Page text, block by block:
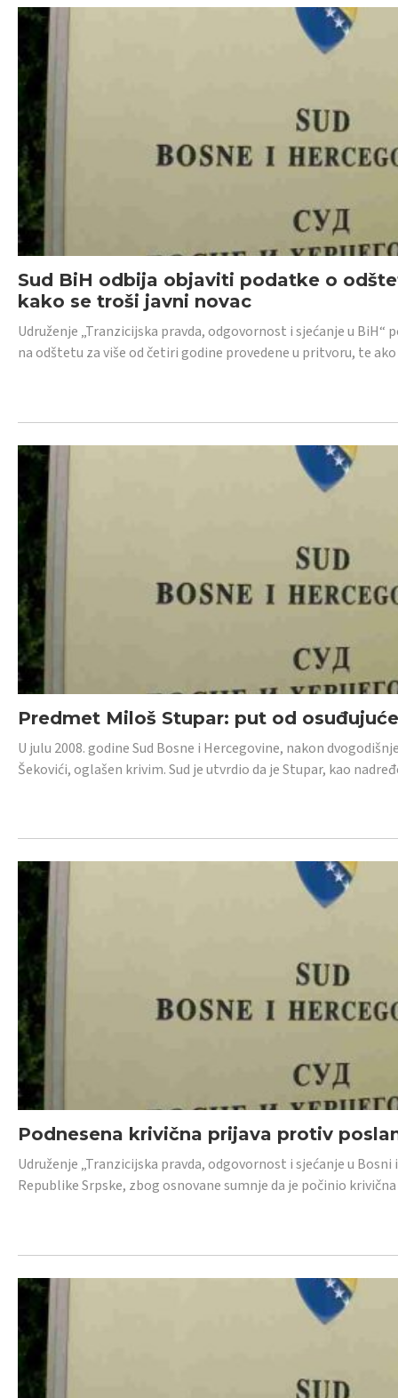
Sud BiH odbija objaviti podatke o
kako se troši javni novac
Udruženje „Tranzicijska pravda, odgovornost i sjećanje u
na odštetu za više od četiri godine provedene u pritvoru, te
Predmet Miloš Stupar: put od
U julu 2008. godine Sud Bosne i Hercegovine, nakon
Šekovići, oglašen krivim. Sud je utvrdio da je Stupar, kao
Podnesena krivična prijava protiv
Udruženje „Tranzicijska pravda, odgovornost i sjećanje u
Republike Srpske, zbog osnovane sumnje da je počinio